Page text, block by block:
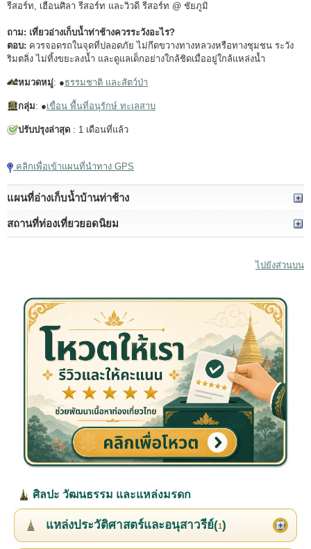
รีสอร์ท, เฮือนศิลา รีสอร์ท และวิวดี รีสอร์ท @ ชัยภูมิ
ถาม: เที่ยวอ่างเก็บน้ำท่าช้างควรระวังอะไร?
ตอบ: ควรจอดรถในจุดที่ปลอดภัย ไม่กีดขวางทางหลวงหรือทางชุมชน ระวัง
ริมตลิ่ง ไม่ทิ้งขยะลงน้ำ และดูแลเด็กอย่างใกล้ชิดเมื่ออยู่ใกล้แหล่งน้ำ
หมวดหมู่: ●ธรรมชาติ และสัตว์ป่า
กลุ่ม: ●เขื่อน พื้นที่อนุรักษ์ ทะเลสาบ
ปรับปรุงล่าสุด : 1 เดือนที่แล้ว
คลิกเพื่อเข้าแผนที่นำทาง GPS
แผนที่อ่างเก็บน้ำบ้านท่าช้าง
สถานที่ท่องเที่ยวยอดนิยม
ไปยังส่วนบน
ศิลปะ วัฒนธรรม และแหล่งมรดก
แหล่งประวัติศาสตร์และอนุสาวรีย์(1)